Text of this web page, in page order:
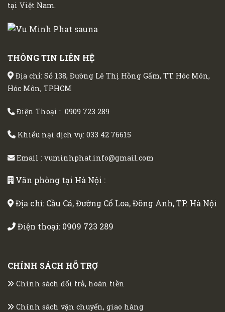
tại Việt Nam.
THÔNG TIN LIÊN HỆ
Địa chỉ: Số 138, Đường Lê Thị Hồng Gấm, TT. Hóc Môn,
Hóc Môn, TPHCM
Điện Thoại : 0909 723 289
Khiếu nại dịch vụ: 033 42 76615
Email : vuminhphat.info@gmail.com
Văn phòng tại Hà Nội :
Địa chỉ: Cầu Cả, Đường Cổ Loa, Đông Anh, TP. Hà Nội
Điện thoại: 0909 723 289
CHÍNH SÁCH HỖ TRỢ
Chính sách đổi trả, hoàn tiền
Chính sách vận chuyển, giao hàng